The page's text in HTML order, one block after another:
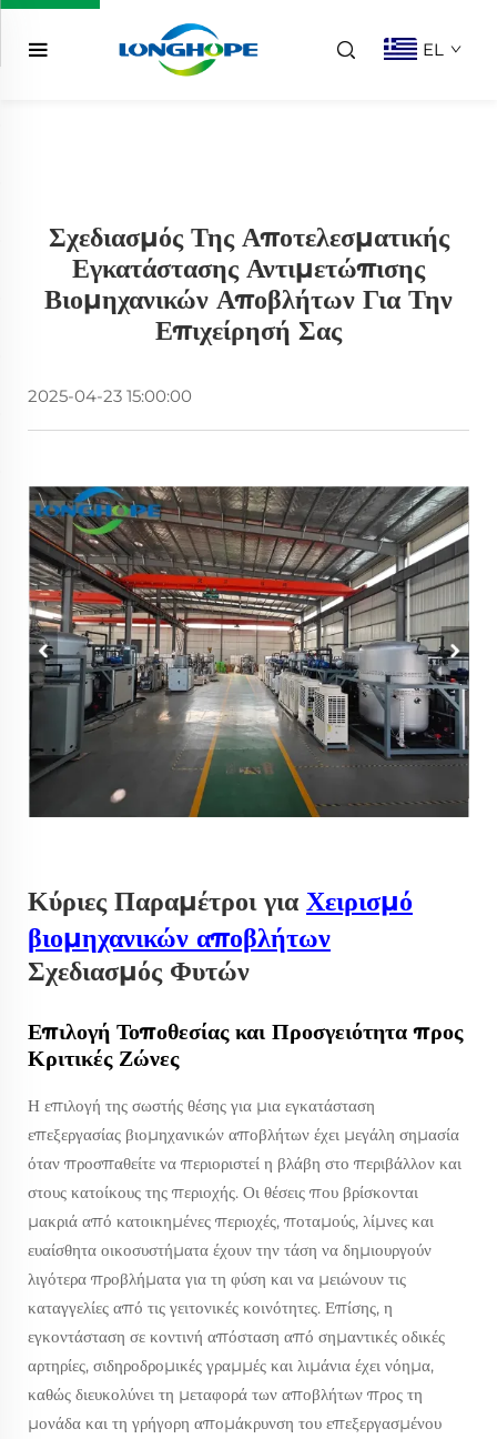
EL
Σχεδιασμός Της Αποτελεσματικής
Εγκατάστασης Αντιμετώπισης
Βιομηχανικών Αποβλήτων Για Την
Επιχείρησή Σας
2025-04-23 15:00:00
Κύριες Παραμέτροι για Χειρισμό
βιομηχανικών αποβλήτων
Σχεδιασμός Φυτών
Επιλογή Τοποθεσίας και Προσγειότητα προς
Κριτικές Ζώνες
Η επιλογή της σωστής θέσης για μια εγκατάσταση
επεξεργασίας βιομηχανικών αποβλήτων έχει μεγάλη σημασία
όταν προσπαθείτε να περιοριστεί η βλάβη στο περιβάλλον και
στους κατοίκους της περιοχής. Οι θέσεις που βρίσκονται
μακριά από κατοικημένες περιοχές, ποταμούς, λίμνες και
ευαίσθητα οικοσυστήματα έχουν την τάση να δημιουργούν
λιγότερα προβλήματα για τη φύση και να μειώνουν τις
καταγγελίες από τις γειτονικές κοινότητες. Επίσης, η
εγκοντάσταση σε κοντινή απόσταση από σημαντικές οδικές
αρτηρίες, σιδηροδρομικές γραμμές και λιμάνια έχει νόημα,
καθώς διευκολύνει τη μεταφορά των αποβλήτων προς τη
μονάδα και τη γρήγορη απομάκρυνση του επεξεργασμένου